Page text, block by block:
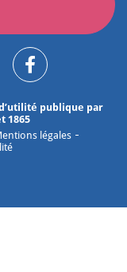
publique par
1865
légales